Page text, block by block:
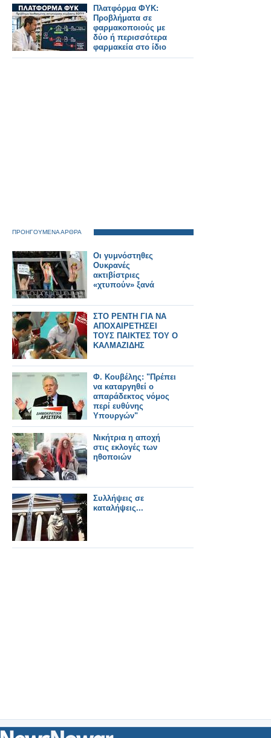
Πλατφόρμα ΦΥΚ:
Προβλήματα σε
φαρμακοποιούς με
δύο ή περισσότερα
φαρμακεία στο ίδιο
ΑΦΜ
ΠΡΟΗΓΟΥΜΕΝΑ ΑΡΘΡΑ
Οι γυμνόστηθες
Ουκρανές
ακτιβίστριες
«χτυπούν» ξανά
ΣΤΟ ΡΕΝΤΗ ΓΙΑ ΝΑ
ΑΠΟΧΑΙΡΕΤΗΣΕΙ
ΤΟΥΣ ΠΑΙΚΤΕΣ ΤΟΥ Ο
ΚΑΛΜΑΖΙΔΗΣ
Φ. Κουβέλης: "Πρέπει
να καταργηθεί ο
απαράδεκτος νόμος
περί ευθύνης
Υπουργών"
Νικήτρια η αποχή
στις εκλογές των
ηθοποιών
Συλλήψεις σε
καταλήψεις...